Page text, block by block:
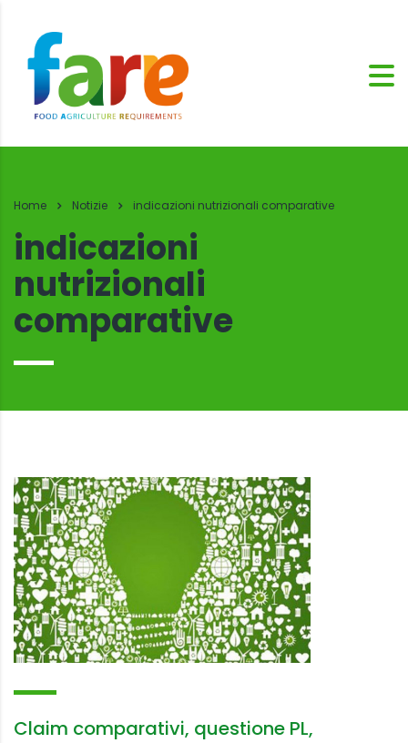
Home Notizie indicazioni nutrizionali comparative
indicazioni
nutrizionali
comparative
Claim comparativi, questione PL,